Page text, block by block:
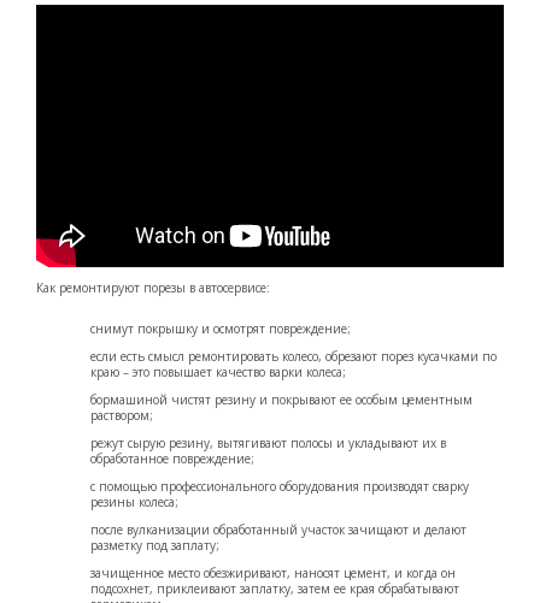
Как ремонтируют порезы в автосервисе:
снимут покрышку и осмотрят повреждение;
если есть смысл ремонтировать колесо, обрезают порез кусачками по
краю – это повышает качество варки колеса;
бормашиной чистят резину и покрывают ее особым цементным
раствором;
режут сырую резину, вытягивают полосы и укладывают их в
обработанное повреждение;
с помощью профессионального оборудования производят сварку
резины колеса;
после вулканизации обработанный участок зачищают и делают
разметку под заплату;
зачищенное место обезжиривают, наносят цемент, и когда он
подсохнет, приклеивают заплатку, затем ее края обрабатывают